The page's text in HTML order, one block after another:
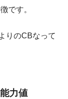
です。
りのCBなって
力値